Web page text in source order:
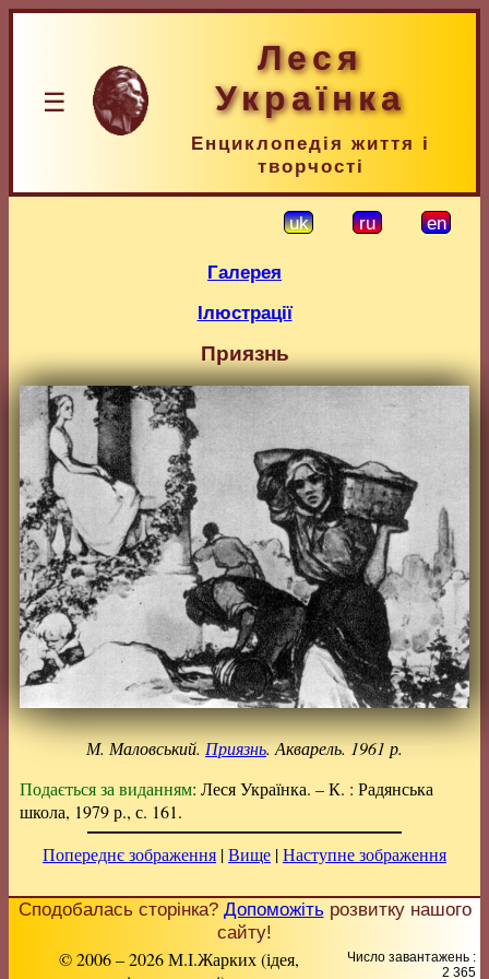
☰
Леся
Українка
Енциклопедія життя і
творчості
uk ru en
Галерея
Ілюстрації
Приязнь
М. Маловський. Приязнь. Акварель. 1961 р.
Подається за виданням: Леся Українка. – К. : Радянська
школа, 1979 р., с. 161.
Попереднє зображення |Вище |Наступне зображення
Сподобалась сторінка? Допоможітьрозвитку нашого
сайту!
© 2006 – 2026 М.І.Жарких (ідея,
Число завантажень :
2 365